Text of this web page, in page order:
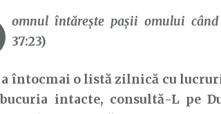
omnul întăreşte paşii omului
37:23)
întocmai o listă zilnică cu
intacte, consultă-L pe